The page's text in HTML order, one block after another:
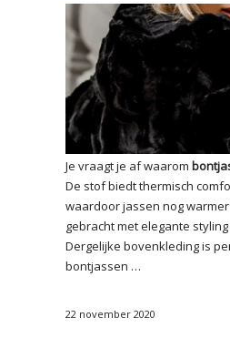
Je vraagt je af waarom
De stof biedt thermisch
waardoor jassen nog
gebracht met elegante
Dergelijke bovenkleding is
bontjassen …
22 november 2020